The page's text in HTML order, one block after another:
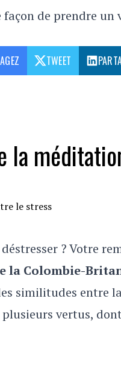
de prendre un
TWEET
la
? Votre
la Colombie-
similitudes entre
vertus,